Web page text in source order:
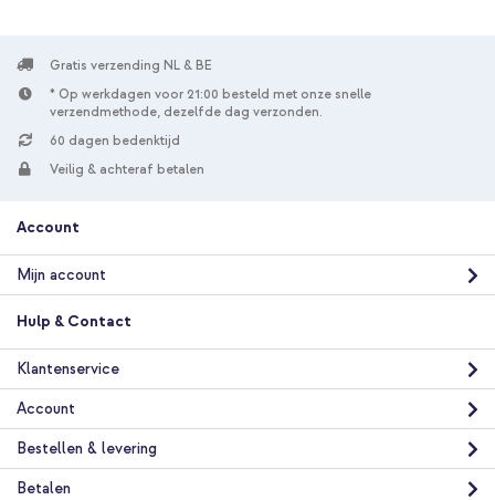
Gratis verzending NL & BE
* Op werkdagen voor 21:00 besteld met onze snelle
verzendmethode, dezelfde dag verzonden.
60 dagen bedenktijd
Veilig & achteraf betalen
Account
Mijn account
Hulp & Contact
Klantenservice
Account
Bestellen & levering
Betalen